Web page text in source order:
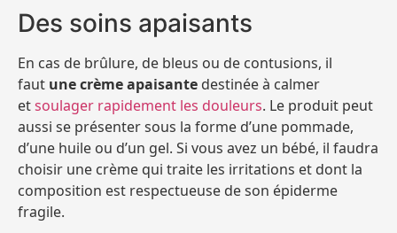
Des soins apaisants
En cas de brûlure, de bleus ou de contusions, il
faut une crème apaisante destinée à calmer
etsoulager rapidement les douleurs. Le produit peut
aussi se présenter sous la forme d’une pommade,
d’une huile ou d’un gel. Si vous avez un bébé, il faudra
choisir une crème qui traite les irritations et dont la
composition est respectueuse de son épiderme
fragile.